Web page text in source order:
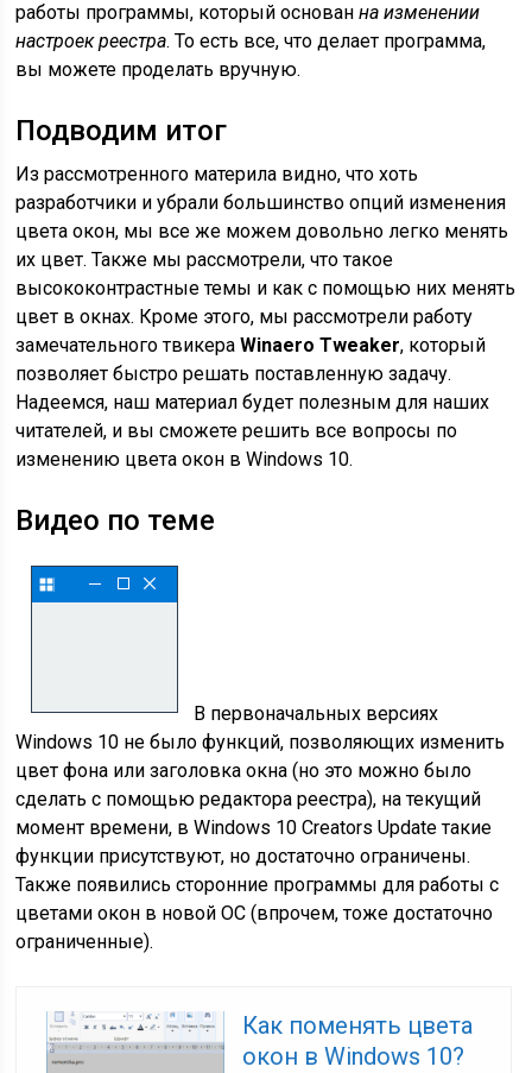
работы программы, который основанна изменении
настроек реестра. То есть все, что делает программа,
вы можете проделать вручную.
Подводим итог
Из рассмотренного материла видно, что хоть
разработчики и убрали большинство опций изменения
цвета окон, мы все же можем довольно легко менять
их цвет. Также мы рассмотрели, что такое
высококонтрастные темы и как с помощью них менять
цвет в окнах. Кроме этого, мы рассмотрели работу
замечательного твикераWinaero Tweaker, который
позволяет быстро решать поставленную задачу.
Надеемся, наш материал будет полезным для наших
читателей, и вы сможете решить все вопросы по
изменению цвета окон в Windows 10.
Видео по теме
В первоначальных версиях
Windows 10 не было функций, позволяющих изменить
цвет фона или заголовка окна (но это можно было
сделать с помощью редактора реестра), на текущий
момент времени, в Windows 10 Creators Update такие
функции присутствуют, но достаточно ограничены.
Также появились сторонние программы для работы с
цветами окон в новой ОС (впрочем, тоже достаточно
ограниченные).
Как поменять цвета
окон в Windows 10?